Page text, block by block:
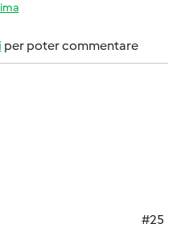
per poter commentare
#25